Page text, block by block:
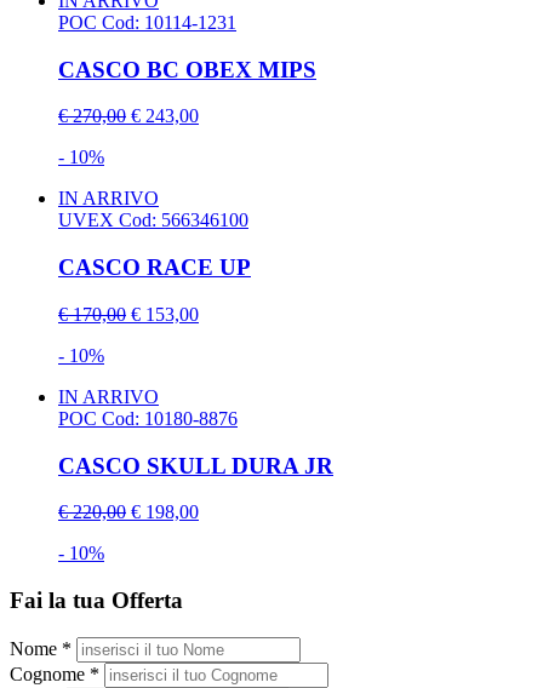
POC Cod: 10114-1231
CASCO BC OBEX MIPS
€ 270,00 € 243,00
- 10%
IN ARRIVO
UVEX Cod: 566346100
CASCO RACE UP
€ 170,00 € 153,00
- 10%
IN ARRIVO
POC Cod: 10180-8876
CASCO SKULL DURA JR
€ 220,00 € 198,00
- 10%
Fai la tua Offerta
Nome *
Cognome *